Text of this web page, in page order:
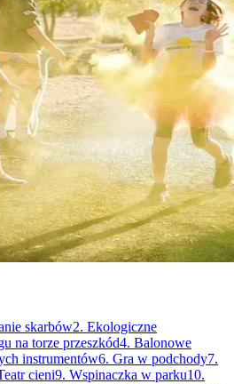
skarbów2. Ekologiczne
na torze przeszkód4. Balonowe
instrumentów6. Gra w podchody7.
cieni9. Wspinaczka w parku10.